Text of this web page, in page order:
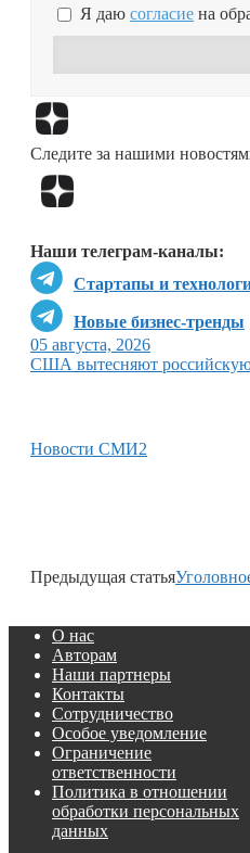
Я даю согласие на
Следите за нашими
Наши телеграм-каналы:
Стартапы и
Новые бизнес-тренды
05 августа, 2026
США вытесняют российскую
Новости СМИ2
Предыдущая статья
О нас
Авторам
Наши партнеры
Контакты
Сотрудничество
Особое уведомление
Ограничение
ответственности
Политика в отношении
обработки персональных
данных